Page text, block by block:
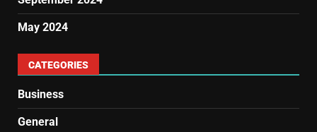
May 2024
CATEGORIES
Business
General